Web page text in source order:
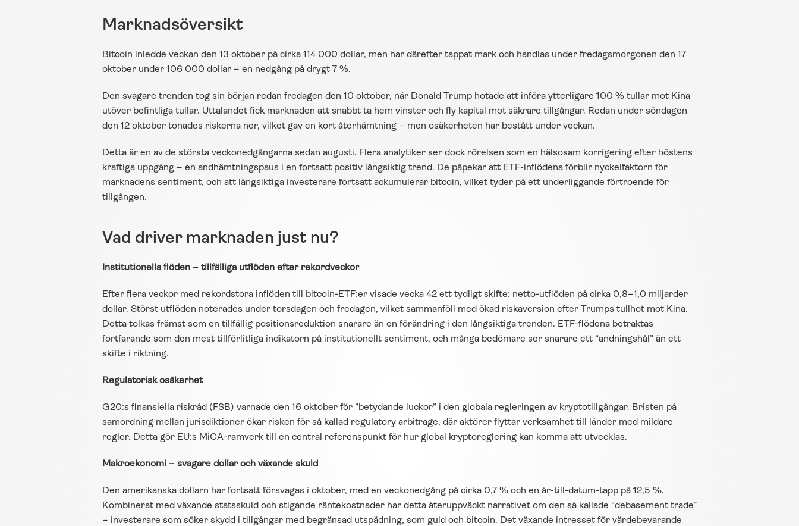
Marknadsöversikt
Bitcoin inledde veckan den 13 oktober på cirka 114 000 dollar, men har därefter tappat mark och handlas under fredagsmorgonen den 17
oktober under 106 000 dollar – en nedgång på drygt 7 %.
Den svagare trenden tog sin början redan fredagen den 10 oktober, när Donald Trump hotade att införa ytterligare 100 % tullar mot Kina
utöver befintliga tullar. Uttalandet fick marknaden att snabbt ta hem vinster och fly kapital mot säkrare tillgångar. Redan under söndagen
den 12 oktober tonades riskerna ner, vilket gav en kort återhämtning – men osäkerheten har bestått under veckan.
Detta är en av de största veckonedgångarna sedan augusti. Flera analytiker ser dock rörelsen som en hälsosam korrigering efter höstens
kraftiga uppgång – en andhämtningspaus i en fortsatt positiv långsiktig trend. De påpekar att ETF-inflödena förblir nyckelfaktorn för
marknadens sentiment, och att långsiktiga investerare fortsatt ackumulerar bitcoin, vilket tyder på ett underliggande förtroende för
tillgången.
Vad driver marknaden just nu?
Institutionella flöden – tillfälliga utflöden efter rekordveckor
Efter flera veckor med rekordstora inflöden till bitcoin-ETF:er visade vecka 42 ett tydligt skifte: netto-utflöden på cirka 0,8–1,0 miljarder
dollar. Störst utflöden noterades under torsdagen och fredagen, vilket sammanföll med ökad riskaversion efter Trumps tullhot mot Kina.
Detta tolkas främst som en tillfällig positionsreduktion snarare än en förändring i den långsiktiga trenden. ETF-flödena betraktas
fortfarande som den mest tillförlitliga indikatorn på institutionellt sentiment, och många bedömare ser snarare ett “andningshål” än ett
skifte i riktning.
Regulatorisk osäkerhet
G20:s finansiella riskråd (FSB) varnade den 16 oktober för ”betydande luckor” i den globala regleringen av kryptotillgångar. Bristen på
samordning mellan jurisdiktioner ökar risken för så kallad regulatory arbitrage, där aktörer flyttar verksamhet till länder med mildare
regler. Detta gör EU:s MiCA-ramverk till en central referenspunkt för hur global kryptoreglering kan komma att utvecklas.
Makroekonomi – svagare dollar och växande skuld
Den amerikanska dollarn har fortsatt försvagas i oktober, med en veckonedgång på cirka 0,7 % och en år-till-datum-tapp på 12,5 %.
Kombinerat med växande statsskuld och stigande räntekostnader har detta återuppväckt narrativet om den så kallade “debasement trade”
– investerare som söker skydd i tillgångar med begränsad utspädning, som guld och bitcoin. Det växande intresset för värdebevarande